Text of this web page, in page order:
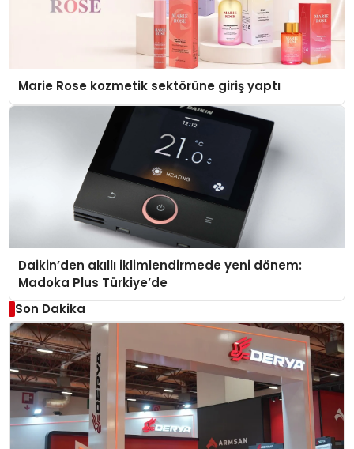
Marie Rose kozmetik sektörüne giriş yaptı
Daikin’den akıllı iklimlendirmede yeni dönem:
Madoka Plus Türkiye’de
Son Dakika